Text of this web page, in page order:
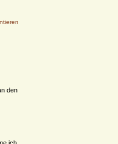
den